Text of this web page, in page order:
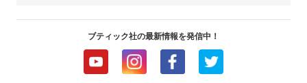
ブティック社の最新情報を発信中！